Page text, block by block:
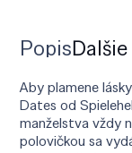
Popis
Aby plamene
Dates od
manželstva vždy
polovičkou sa